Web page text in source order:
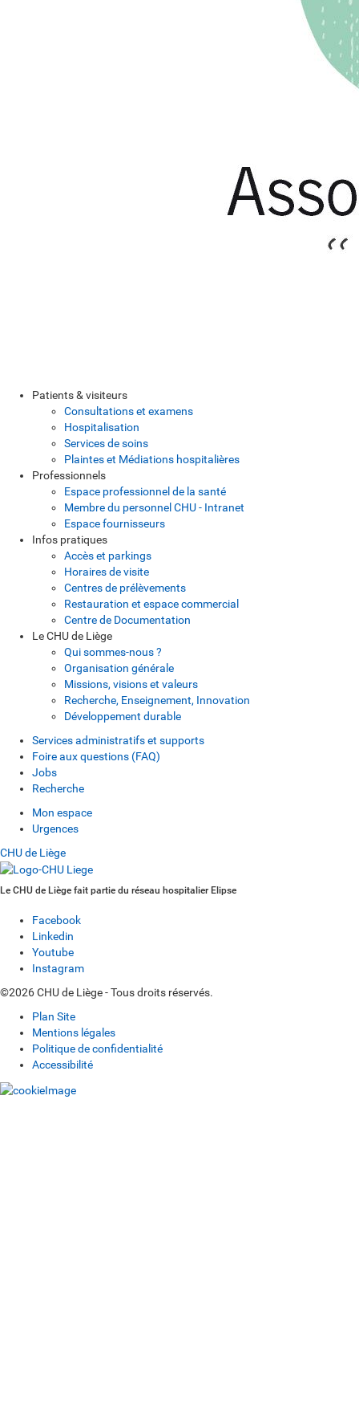
Patients & visiteurs
Consultations et examens
Hospitalisation
Services de soins
Plaintes et Médiations hospitalières
Professionnels
Espace professionnel de la santé
Membre du personnel CHU - Intranet
Espace fournisseurs
Infos pratiques
Accès et parkings
Horaires de visite
Centres de prélèvements
Restauration et espace commercial
Centre de Documentation
Le CHU de Liège
Qui sommes-nous ?
Organisation générale
Missions, visions et valeurs
Recherche, Enseignement, Innovation
Développement durable
Services administratifs et supports
Foire aux questions (FAQ)
Jobs
Recherche
Mon espace
Urgences
CHU de Liège
Le CHU de Liège fait partie du réseau hospitalier Elipse
Facebook
Linkedin
Youtube
Instagram
©2026 CHU de Liège - Tous droits réservés.
Plan Site
Mentions légales
Politique de confidentialité
Accessibilité